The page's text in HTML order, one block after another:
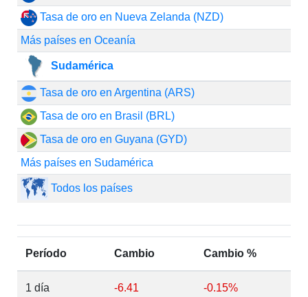
Tasa de oro en Nueva Zelanda (NZD)
Más países en Oceanía
Sudamérica
Tasa de oro en Argentina (ARS)
Tasa de oro en Brasil (BRL)
Tasa de oro en Guyana (GYD)
Más países en Sudamérica
Todos los países
Período Cambio Cambio %
1 día -6.41 -0.15%